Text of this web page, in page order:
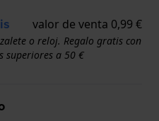
valor de venta 0,99 €
o reloj. Regalo gratis con
superiores a 50 €